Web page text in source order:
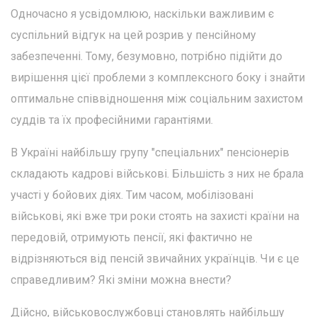
Одночасно я усвідомлюю, наскільки важливим є
суспільний відгук на цей розрив у пенсійному
забезпеченні. Тому, безумовно, потрібно підійти до
вирішення цієї проблеми з комплексного боку і знайти
оптимальне співвідношення між соціальним захистом
суддів та їх професійними гарантіями.
В Україні найбільшу групу "спеціальних" пенсіонерів
складають кадрові військові. Більшість з них не брала
участі у бойових діях. Тим часом, мобілізовані
військові, які вже три роки стоять на захисті країни на
передовій, отримують пенсії, які фактично не
відрізняються від пенсій звичайних українців. Чи є це
справедливим? Які зміни можна внести?
Дійсно, військовослужбовці становлять найбільшу